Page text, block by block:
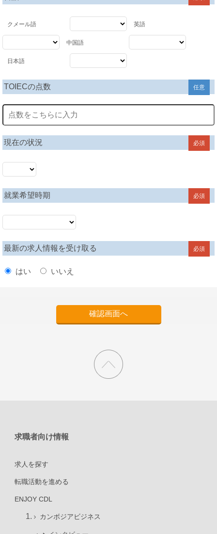
クメール語 英語
中国語
日本語
TOIECの点数 任意
現在の状況 必須
就業希望時期 必須
最新の求人情報を受け取る 必須
はい いいえ
求職者向け情報
求人を探す
転職活動を進める
ENJOY CDL
カンボジアビジネス